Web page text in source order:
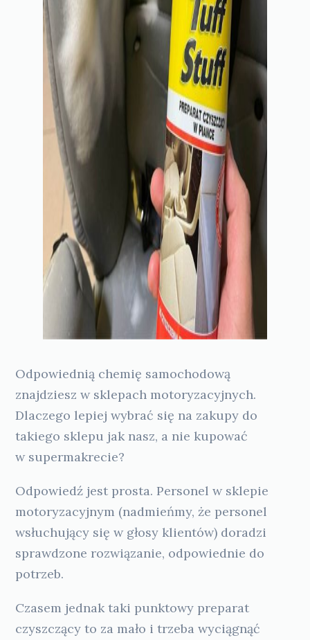
Odpowiednią chemię samochodową
znajdziesz w sklepach motoryzacyjnych.
Dlaczego lepiej wybrać się na zakupy do
takiego sklepu jak nasz, a nie kupować
w supermakrecie?
Odpowiedź jest prosta. Personel w sklepie
motoryzacyjnym (nadmieńmy, że personel
wsłuchujący się w głosy klientów) doradzi
sprawdzone rozwiązanie, odpowiednie do
potrzeb.
Czasem jednak taki punktowy preparat
czyszczący to za mało i trzeba wyciągnąć